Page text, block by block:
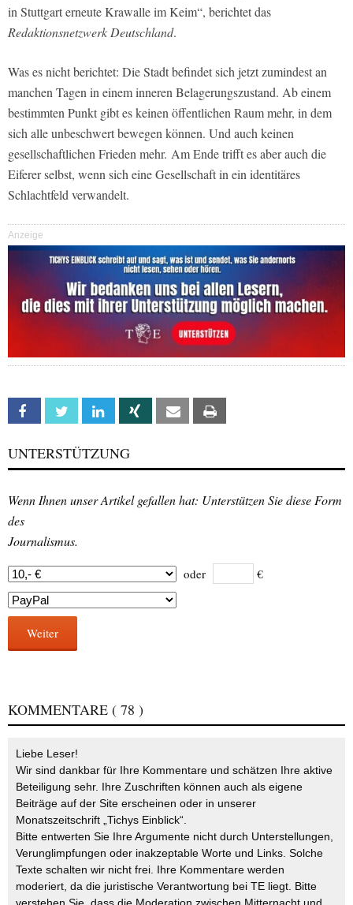
in Stuttgart erneute Krawalle im Keim“, berichtet das
Redaktionsnetzwerk Deutschland.
Was es nicht berichtet: Die Stadt befindet sich jetzt zumindest an
manchen Tagen in einem inneren Belagerungszustand. Ab einem
bestimmten Punkt gibt es keinen öffentlichen Raum mehr, in dem
sich alle unbeschwert bewegen können. Und auch keinen
gesellschaftlichen Frieden mehr. Am Ende trifft es aber auch die
Eiferer selbst, wenn sich eine Gesellschaft in ein identitäres
Schlachtfeld verwandelt.
Anzeige
Facebook Twitter Linkedin Xing Email
UNTERSTÜTZUNG
Wenn Ihnen unser Artikel gefallen hat: Unterstützen Sie diese Form
des
Journalismus.
oder €
Weiter
KOMMENTARE ( 78 )
Liebe Leser!
Wir sind dankbar für Ihre Kommentare und schätzen Ihre aktive
Beteiligung sehr. Ihre Zuschriften können auch als eigene
Beiträge auf der Site erscheinen oder in unserer
Monatszeitschrift „Tichys Einblick“.
Bitte entwerten Sie Ihre Argumente nicht durch Unterstellungen,
Verunglimpfungen oder inakzeptable Worte und Links. Solche
Texte schalten wir nicht frei. Ihre Kommentare werden
moderiert, da die juristische Verantwortung bei TE liegt. Bitte